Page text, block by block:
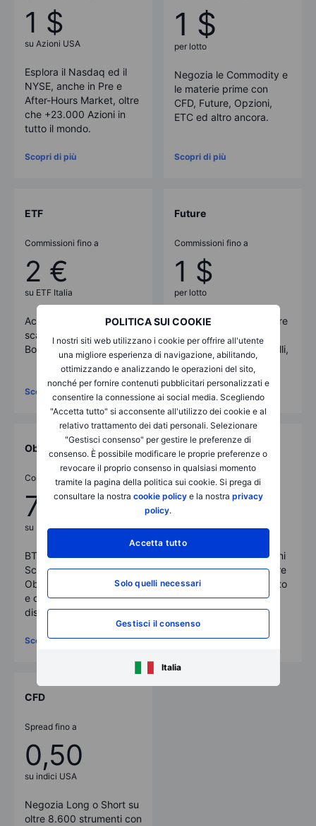
POLITICA SUI COOKIE
I nostri siti web utilizzano i cookie per offrire all'utente
una migliore esperienza di navigazione, abilitando,
ottimizzando e analizzando le operazioni del sito,
nonché per fornire contenuti pubblicitari personalizzati e
consentire la connessione ai social media. Scegliendo
"Accetta tutto" si acconsente all'utilizzo dei cookie e al
relativo trattamento dei dati personali. Selezionare
"Gestisci consenso" per gestire le preferenze di
consenso. È possibile modificare le proprie preferenze o
revocare il proprio consenso in qualsiasi momento
tramite la pagina della politica sui cookie. Si prega di
consultare la nostra cookie policye la nostra privacy
policy.
Accetta tutto
Solo quelli necessari
Gestisci il consenso
Italia
1 $
su Azioni USA
Esplora il Nasdaq ed il
NYSE, anche in Pre e
After-Hours Market, oltre
che +23.000 Azioni in
tutto il mondo.
Scopri di più
1 $
per lotto
Negozia le Commodity e
le materie prime con
CFD, Future, Opzioni,
ETC ed altro ancora.
Scopri di più
ETF
Commissioni fino a
2 €
su ETF Italia
Accedi a oltre 4.700 ETF
scambiati in più di 30
Borse.
Scopri di più
Future
Commissioni fino a
1 $
per lotto
Negozia oltre
future
riguardanti indici
azionari, energia, metalli,
agricoltura, tassi e FX.
Scopri di più
Obbligazioni
Commissioni fino a
7 €
su Bond in Euro
BTP, BOT e molto altro.
Scopri tutte le
Obbligazioni governative
e corporate a tua
disposizione.
Scopri di più
Opzioni
Commissioni fino a
0,75 $
per lotto
Negozia +2.100 Opzioni
su Azioni, Indici e Future
su oltre 20 Borse in tutto
il mondo.
Scopri di più
CFD
Spread fino a
0,50
su indici USA
Negozia Long o Short su
oltre 8.600 strumenti con